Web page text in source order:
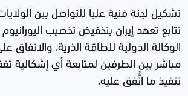
تشكيل لجنة فنية عليا للتواصل بين
تتابع تعهد إيران بتخفيض تخصيب
الوكالة الدولية للطاقة الذرية،
مباشر بين الطرفين لمتابعة أي
تنفيذ ما اتُّفِق عليه.